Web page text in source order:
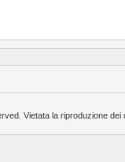
Vietata la riproduzione dei